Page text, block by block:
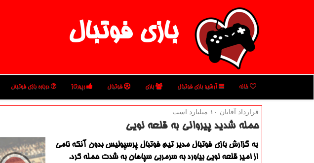
بازی فوتبال
خانه آرشیو بازی فوتبال بازی فوتبال رپورتاژ درباره بازی فوتبال
قرارداد آقایان ۱۰ میلیارد است
حمله شدید پیروانی به قلعه نویی
به گزارش بازی فوتبال مدیر تیم فوتبال پرسپولیس بدون آنكه نامی
از امیر قلعه نویی بیاورد به سرمربی سپاهان به شدت حمله كرد.